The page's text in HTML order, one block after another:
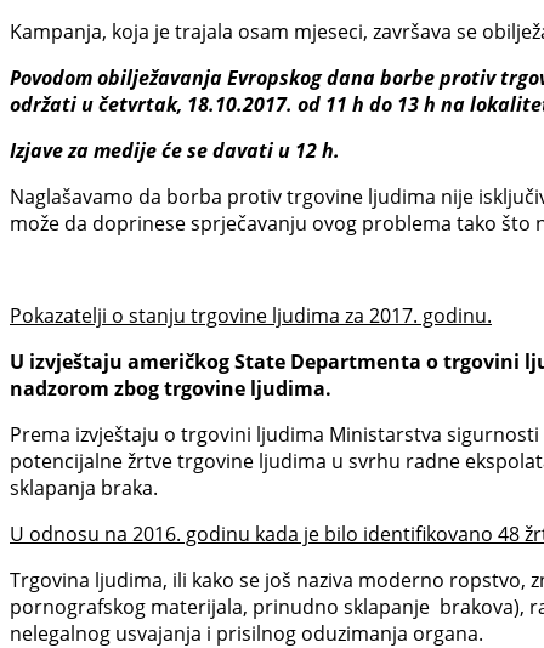
Kampanja, koja je trajala osam mjeseci, završava se
Povodom obilježavanja Evropskog dana borbe protiv
održati u četvrtak, 18.10.2017. od 11 h do 13 h na
Izjave za medije će se davati u 12 h.
Naglašavamo da borba protiv trgovine ljudima nije
može da doprinese sprječavanju ovog problema tako
Pokazatelji o stanju trgovine ljudima za 2017. godinu.
U izvještaju američkog State Departmenta o trgovini
nadzorom zbog trgovine ljudima.
Prema izvještaju o trgovini ljudima Ministarstva
potencijalne žrtve trgovine ljudima u svrhu radne
sklapanja braka.
U odnosu na 2016. godinu kada je bilo identifikovano 48
Trgovina ljudima, ili kako se još naziva moderno
pornografskog materijala, prinudno sklapanje brakova),
nelegalnog usvajanja i prisilnog oduzimanja organa.